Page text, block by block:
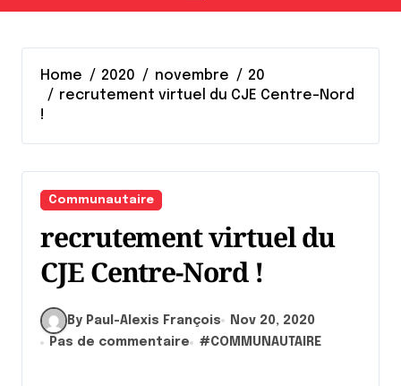
Home 2020 novembre
20
recrutement virtuel du CJE Centre-Nord
!
Communautaire
recrutement virtuel du
CJE Centre-Nord !
By Paul-Alexis François
Nov 20, 2020
Pas de commentaire
#COMMUNAUTAIRE